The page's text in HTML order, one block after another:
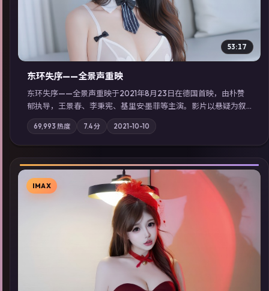
53:17
东环失序——全景声重映
东环失序——全景声重映于2021年8月23日在德国首映，由朴赞
郁执导，王景春、李秉宪、基里安·墨菲等主演。影片以悬疑为叙
事主轴，科技与人性的边界在实验事故后逐渐模糊；摄影与配乐
强化地域气质；站内亦可通过「国产免费观看高清电视剧在线
看」延展检索同类型高分佳作，畅享高清在线追剧体验。
69,993 热度 7.4分 2021-10-10
▶
IMAX